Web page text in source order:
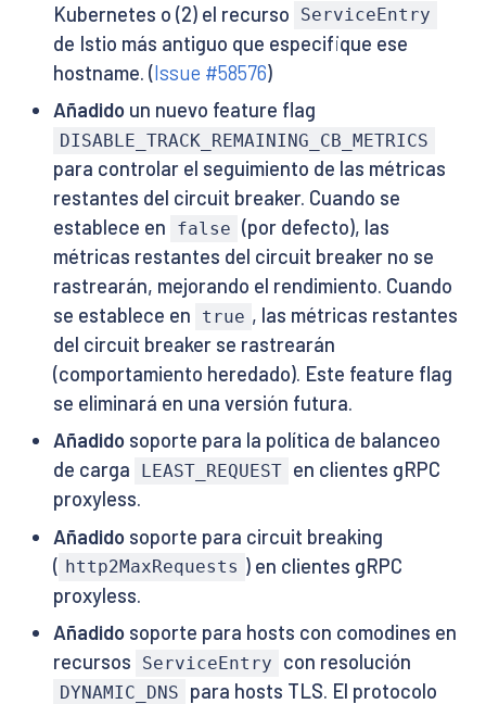
Kubernetes o (2) el recurso
ServiceEntry
de Istio más antiguo que especifique ese
hostname. (Issue #58576)
Añadidoun nuevo feature flag
DISABLE_TRACK_REMAINING_CB_METRICS
para controlar el seguimiento de las métricas
restantes del circuit breaker. Cuando se
establece en
false (por defecto), las
métricas restantes del circuit breaker no se
rastrearán, mejorando el rendimiento. Cuando
se establece en
true , las métricas restantes
del circuit breaker se rastrearán
(comportamiento heredado). Este feature flag
se eliminará en una versión futura.
Añadidosoporte para la política de balanceo
de carga
LEAST_REQUEST en clientes gRPC
proxyless.
Añadidosoporte para circuit breaking
( http2MaxRequests ) en clientes gRPC
proxyless.
Añadidosoporte para hosts con comodines en
recursos
ServiceEntry con resolución
DYNAMIC_DNS para hosts TLS. El protocolo